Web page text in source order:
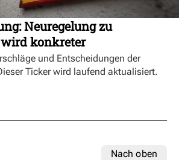
Neuregelung zu
konkreter
und Entscheidungen der
Ticker wird laufend aktualisiert.
Nach oben